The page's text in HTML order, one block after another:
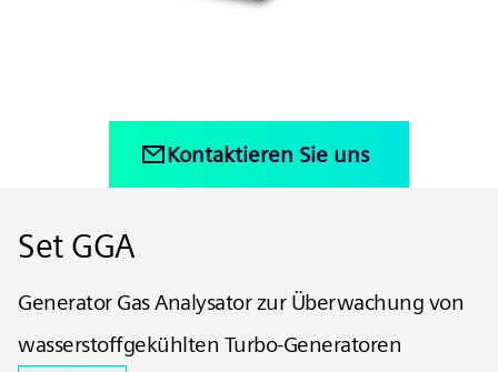
Kontaktieren Sie uns
Set GGA
Generator Gas Analysator zur Überwachung von
wasserstoffgekühlten Turbo-Generatoren